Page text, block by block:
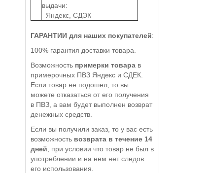
выдачи:
Яндекс, СДЭК
ГАРАНТИИ для наших покупателей:
100% гарантия доставки товара.
Возможность примерки товарав
примерочных ПВЗ Яндекс и СДЕК.
Если товар не подошел, то вы
можете отказаться от его получения
в ПВЗ, а вам будет выполнен возврат
денежных средств.
Если вы получили заказ, то у вас есть
возможность возврата в течение 14
дней , при условии что товар не был в
употреблении и на нем нет следов
его использования.